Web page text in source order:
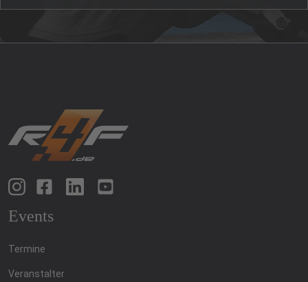
Events
Termine
Veranstalter